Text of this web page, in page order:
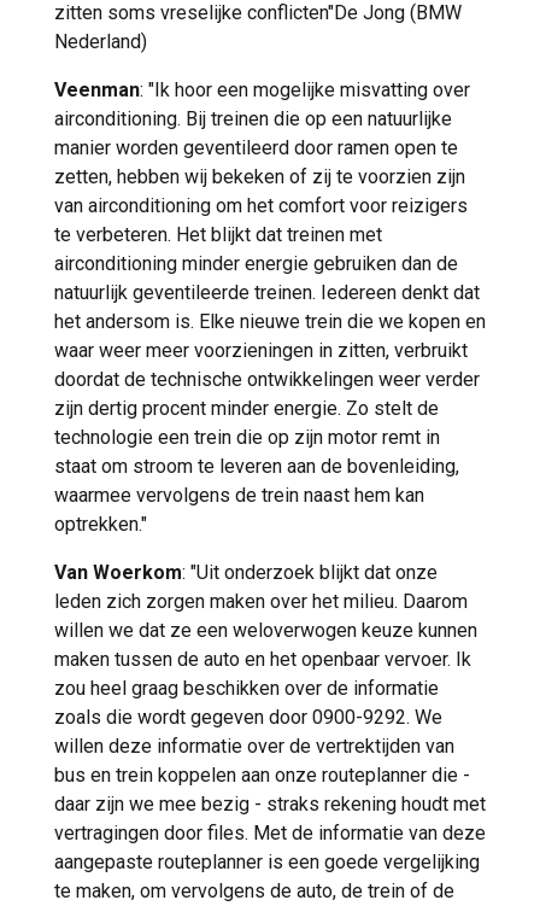
zitten soms vreselijke conflicten"De Jong (BMW
Nederland)
Veenman: "Ik hoor een mogelijke misvatting over
airconditioning. Bij treinen die op een natuurlijke
manier worden geventileerd door ramen open te
zetten, hebben wij bekeken of zij te voorzien zijn
van airconditioning om het comfort voor reizigers
te verbeteren. Het blijkt dat treinen met
airconditioning minder energie gebruiken dan de
natuurlijk geventileerde treinen. Iedereen denkt dat
het andersom is. Elke nieuwe trein die we kopen en
waar weer meer voorzieningen in zitten, verbruikt
doordat de technische ontwikkelingen weer verder
zijn dertig procent minder energie. Zo stelt de
technologie een trein die op zijn motor remt in
staat om stroom te leveren aan de bovenleiding,
waarmee vervolgens de trein naast hem kan
optrekken."
Van Woerkom: "Uit onderzoek blijkt dat onze
leden zich zorgen maken over het milieu. Daarom
willen we dat ze een weloverwogen keuze kunnen
maken tussen de auto en het openbaar vervoer. Ik
zou heel graag beschikken over de informatie
zoals die wordt gegeven door 0900-9292. We
willen deze informatie over de vertrektijden van
bus en trein koppelen aan onze routeplanner die -
daar zijn we mee bezig - straks rekening houdt met
vertragingen door files. Met de informatie van deze
aangepaste routeplanner is een goede vergelijking
te maken, om vervolgens de auto, de trein of de